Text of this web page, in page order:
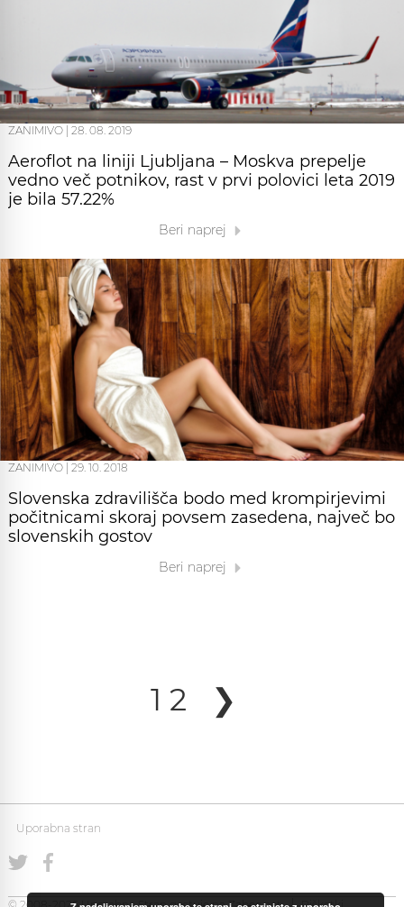
ZANIMIVO 28. 08. 2019
Aeroflot na liniji Ljubljana – Moskva prepelje
vedno več potnikov, rast v prvi polovici leta 2019
je bila 57.22%
Beri naprej
ZANIMIVO 29. 10. 2018
Slovenska zdravilišča bodo med krompirjevimi
počitnicami skoraj povsem zasedena, največ bo
slovenskih gostov
Beri naprej
1 2 ❯
Uporabna stran